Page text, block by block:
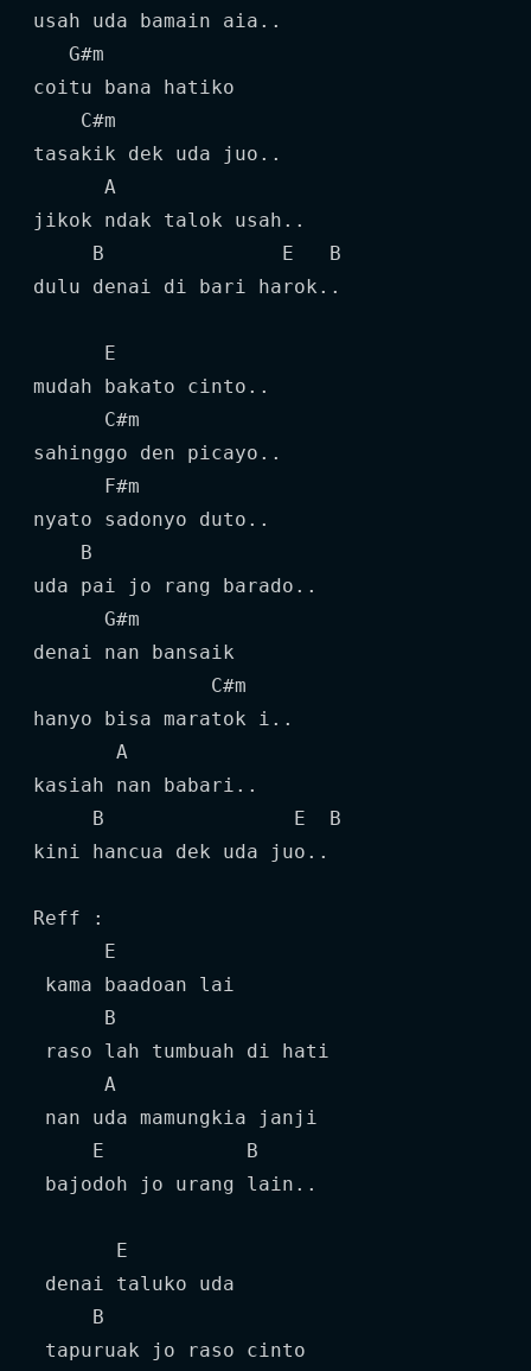
usah uda bamain aia..
   G#m
coitu bana hatiko
    C#m
tasakik dek uda juo..
      A
jikok ndak talok usah..
     B               E   B
dulu denai di bari harok..
      E
mudah bakato cinto..
      C#m
sahinggo den picayo..
      F#m
nyato sadonyo duto..
    B
uda pai jo rang barado..
      G#m
denai nan bansaik
               C#m
hanyo bisa maratok i..
       A
kasiah nan babari..
     B                E  B
kini hancua dek uda juo..
Reff :
      E
kama baadoan lai
      B
raso lah tumbuah di hati
      A
nan uda mamungkia janji
     E            B
bajodoh jo urang lain..
       E
denai taluko uda
     B
tapuruak jo raso cinto